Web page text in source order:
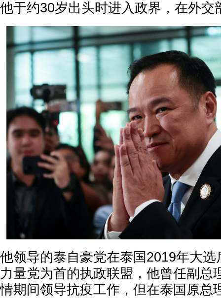
他于约30岁出头时进入政界，在外交
他领导的泰自豪党在泰国2019年大
力量党为首的执政联盟，他曾任副总
情期间领导抗疫工作，但在泰国原总